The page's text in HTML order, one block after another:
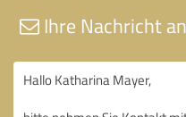
Ihre Nachricht